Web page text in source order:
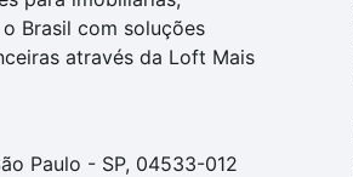
Brasil com soluções
através da Loft Mais
Paulo - SP, 04533-012